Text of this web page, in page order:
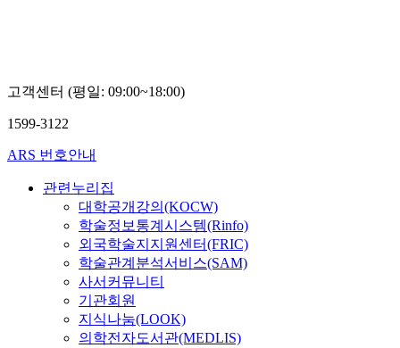
고객센터 (평일: 09:00~18:00)
1599-3122
ARS 번호안내
관련누리집
대학공개강의(KOCW)
학술정보통계시스템(Rinfo)
외국학술지지원센터(FRIC)
학술관계분석서비스(SAM)
사서커뮤니티
기관회원
지식나눔(LOOK)
의학전자도서관(MEDLIS)